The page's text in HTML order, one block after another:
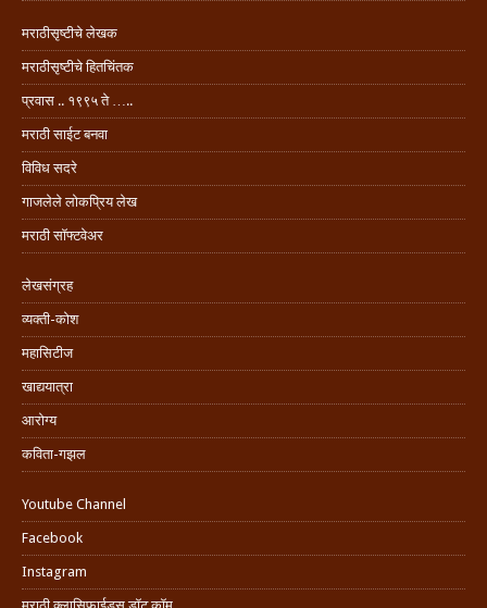
मराठीसृष्टीचे लेखक
मराठीसृष्टीचे हितचिंतक
प्रवास .. १९९५ ते …..
मराठी साईट बनवा
विविध सदरे
गाजलेले लोकप्रिय लेख
मराठी सॉफ्टवेअर
लेखसंग्रह
व्यक्ती-कोश
महासिटीज
खाद्ययात्रा
आरोग्य
कविता-गझल
Youtube Channel
Facebook
Instagram